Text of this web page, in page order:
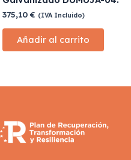
375,10 € (IVA Incluido)
Añadir al carrito